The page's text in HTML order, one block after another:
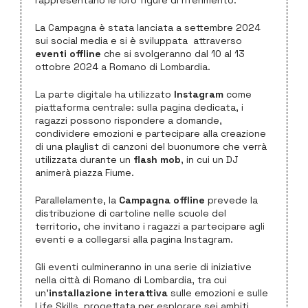
La Campagna è stata lanciata a settembre 2024
sui social media e si è sviluppata attraverso
eventi offline che si svolgeranno dal 10 al 13
ottobre 2024 a Romano di Lombardia.
La parte digitale ha utilizzato Instagram come
piattaforma centrale: sulla pagina dedicata, i
ragazzi possono rispondere a domande,
condividere emozioni e partecipare alla creazione
di una playlist di canzoni del buonumore che verrà
utilizzata durante un flash mob, in cui un DJ
animerà piazza Fiume.
Parallelamente, la Campagna offline prevede la
distribuzione di cartoline nelle scuole del
territorio, che invitano i ragazzi a partecipare agli
eventi e a collegarsi alla pagina Instagram.
Gli eventi culmineranno in una serie di iniziative
nella città di Romano di Lombardia, tra cui
un’installazione interattiva sulle emozioni e sulle